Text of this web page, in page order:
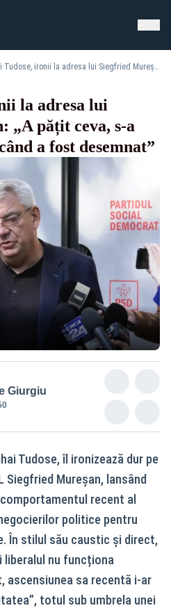
Mihai Tudose, ironii la adresa lui Siegfried Mureșan: „A pățit ceva, s-a dereglat brusc de când a fost desemnat”
la adresa lui
„A pățit ceva, s-a
a fost desemnat”
Giurgiu
Tudose, îl ironizează dur pe
Siegfried Mureșan, lansând
recent al
politice pentru
În stilul său caustic și direct,
liberalul nu funcționa
ascensiunea sa recentă i-ar
totul sub umbrela unei